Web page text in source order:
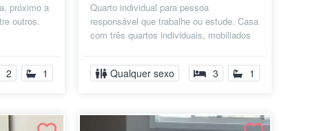
próximo a
outros.
2 1
Quarto individual para pessoa
responsável que trabalhe ou estude. Casa
com três quartos individuais, mobiliados
Qualquer sexo 3 1